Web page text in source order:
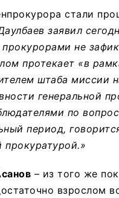
стали
заявил
не
протекает «в
штаба миссии
генеральной
по
период,
прокуратурой.»
– из того же
взрослом